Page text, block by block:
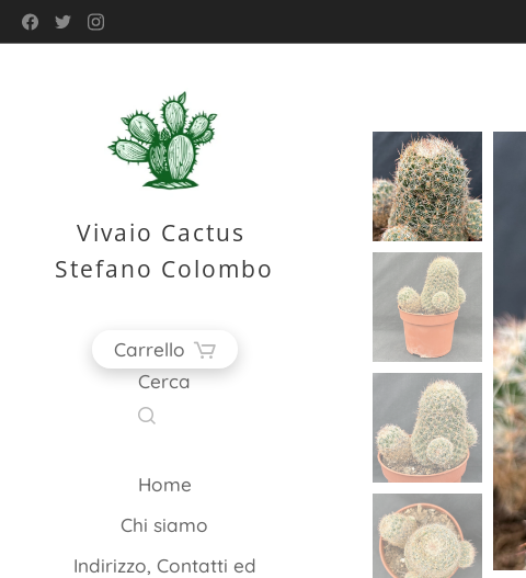
Vivaio Cactus
Stefano Colombo
Carrello
Cerca
Home
Chi siamo
Indirizzo, Contatti ed